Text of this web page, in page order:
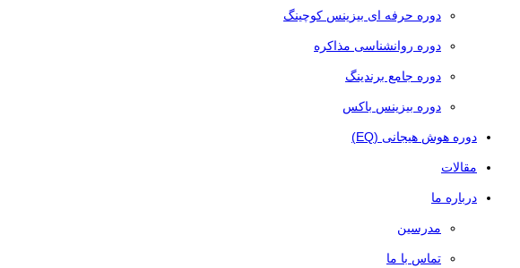
دوره حرفه ای بیزینس کوچینگ
دوره روانشناسی مذاکره
دوره جامع برندینگ
دوره بیزینس باکس
دوره هوش هیجانی (EQ)
مقالات
درباره ما
مدرسین
تماس با ما